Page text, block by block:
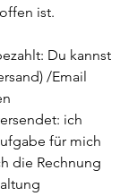
ist.
Du kannst
/Email
ich
für mich
die Rechnung